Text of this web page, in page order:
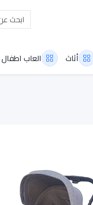
أثاث العاب اطفال